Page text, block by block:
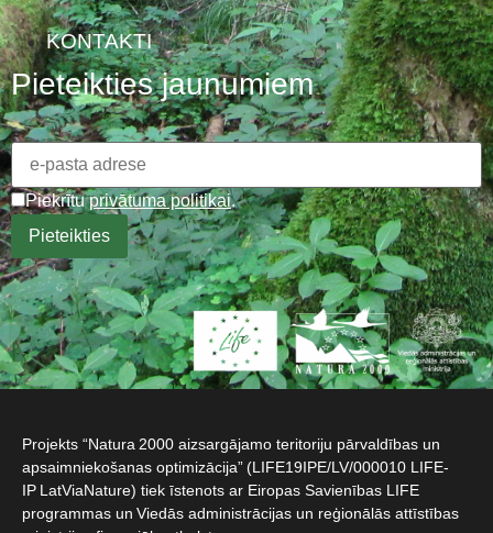
KONTAKTI
Pieteikties jaunumiem
Piekrītuprivātuma politikai.
Projekts “Natura 2000 aizsargājamo teritoriju pārvaldības un
apsaimniekošanas optimizācija” (LIFE19IPE/LV/000010 LIFE-
IP LatViaNature) tiek īstenots ar Eiropas Savienības LIFE
programmas un Viedās administrācijas un reģionālās attīstības